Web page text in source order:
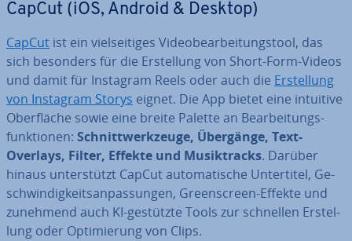
CapCut (iOS, Android & Desktop)
CapCut ist ein viel­sei­ti­ges Vi­deo­be­ar­bei­tungs­tool, das
sich besonders für die Er­stel­lung von Short-Form-Videos
und damit für Instagram Reels oder auch die Er­stel­lung
von Instagram Storys eignet. Die App bietet eine intuitive
Ober­flä­che sowie eine breite Palette an Be­ar­bei­tungs­
funk­tio­nen: Schnitt­werk­zeu­ge, Übergänge, Text-
Overlays, Filter, Effekte und Mu­sik­tracks. Darüber
hinaus un­ter­stützt CapCut au­to­ma­ti­sche Un­ter­ti­tel, Ge­
schwin­dig­keits­an­pas­sun­gen, Green­screen-Effekte und
zunehmend auch KI-gestützte Tools zur schnellen Er­stel­
lung oder Op­ti­mie­rung von Clips.